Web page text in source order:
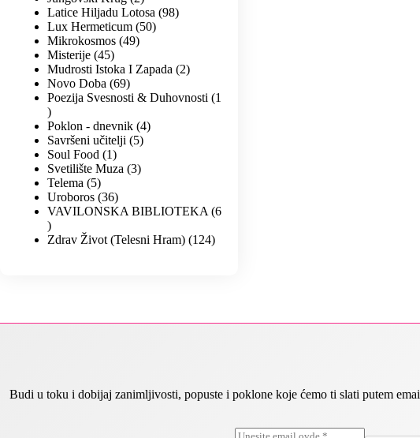
Latice Hiljadu Lotosa 98
Lux Hermeticum 50
Mikrokosmos 49
Misterije 45
Mudrosti Istoka I Zapada
2
Novo Doba 69
Poezija Svesnosti & Duhovnosti
1
Poklon - dnevnik 4
Savršeni učitelji
5
Soul Food
1
Svetilište Muza 3
Telema
5
Uroboros 36
VAVILONSKA BIBLIOTEKA 6
Zdrav Život (Telesni Hram) 124
Budi u toku i dobijaj zanimljivosti, popuste i poklone koje ćemo ti slati putem
EE